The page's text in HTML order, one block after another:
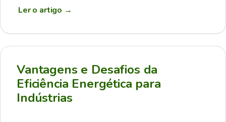
Ler o artigo →
Vantagens e Desafios da
Eficiência Energética para
Indústrias